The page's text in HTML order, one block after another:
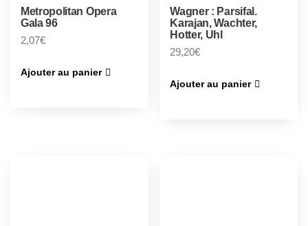
Metropolitan Opera
Gala 96
2,07€
Ajouter au panier
Wagner : Parsifal.
Karajan, Wachter,
Hotter, Uhl
29,20€
Ajouter au panier